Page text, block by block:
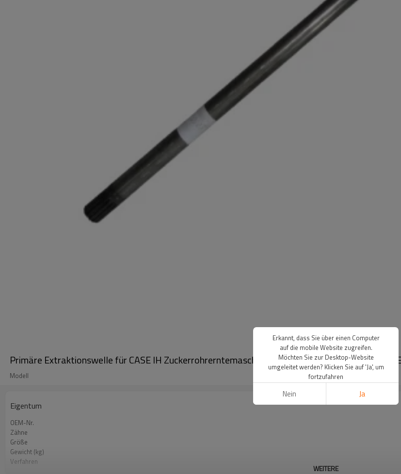
Primäre Extraktionswelle für CASE IH Zuckerrohrerntemaschine A7700 87246767-6602-
Modell
Eigentum
OEM-Nr.
Zähne
Größe
Gewicht (kg)
Verfahren
WEITERE
Erkannt, dass Sie über einen Computer
auf die mobile Website zugreifen.
Möchten Sie zur Desktop-Website
umgeleitet werden? Klicken Sie auf 'Ja', um
fortzufahren
Nein Ja